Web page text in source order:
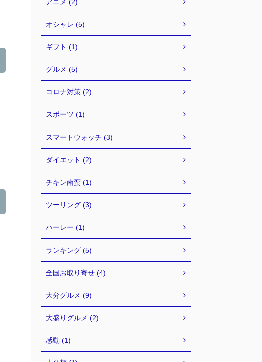
オシャレ (5)
ギフト (1)
グルメ (5)
コロナ対策 (2)
スポーツ (1)
スマートウォッチ (3)
ダイエット (2)
チキン南蛮 (1)
ツーリング (3)
ハーレー (1)
ランキング (5)
全国お取り寄せ (4)
大分グルメ (9)
大盛りグルメ (2)
感動 (1)